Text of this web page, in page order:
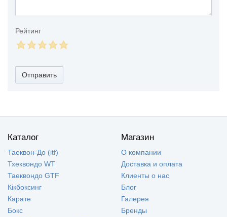
Рейтинг
Отправить
Каталог
Таеквон-До (itf)
Тхеквондо WT
Таеквондо GTF
Кікбоксинг
Карате
Бокс
Магазин
О компании
Доставка и оплата
Клиенты о нас
Блог
Галерея
Бренды